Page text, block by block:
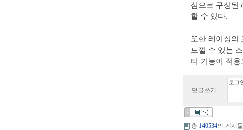
심으로 구성된
할 수 있다.
또한 레이싱의
느낄 수 있는
터 기능이 적
덧글쓰기
총 140534의 게시